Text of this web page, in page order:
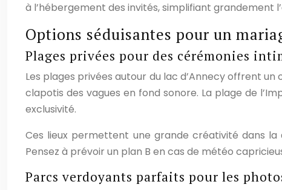
à l’hébergement des invités, simplifiant grandement
Options séduisantes pour un
Plages privées pour des cérémonies
Les plages privées autour du lac d’Annecy offrent
clapotis des vagues en fond sonore. La plage de
exclusivité.
Ces lieux permettent une grande créativité dans
Pensez à prévoir un plan B en cas de météo
Parcs verdoyants parfaits pour les